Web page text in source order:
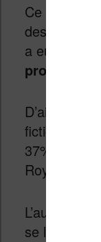
Ce qui est
des ebooks
a eu
provenus
D’ailleurs,
fiction, les
37% des
Royaume-
se limite